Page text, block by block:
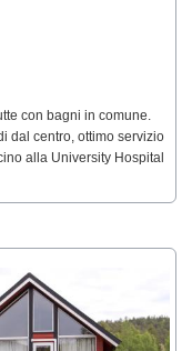
con bagni in comune.
dal centro, ottimo servizio
alla University Hospital